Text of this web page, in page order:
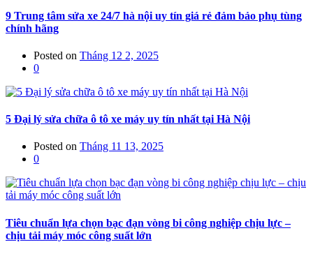
9 Trung tâm sửa xe 24/7 hà nội uy tín giá rẻ đảm bảo phụ tùng
chính hãng
Posted on Tháng 12 2, 2025
0
5 Đại lý sửa chữa ô tô xe máy uy tín nhất tại Hà Nội
Posted on Tháng 11 13, 2025
0
Tiêu chuẩn lựa chọn bạc đạn vòng bi công nghiệp chịu lực –
chịu tải máy móc công suất lớn